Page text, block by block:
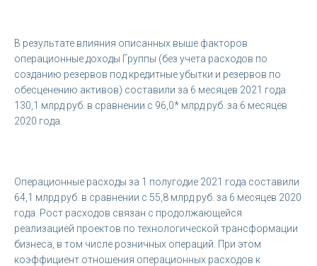
В результате влияния описанных выше факторов
операционные доходы Группы (без учета расходов по
созданию резервов под кредитные убытки и резервов по
обесценению активов) составили за 6 месяцев 2021 года
130,1 млрд руб. в сравнении с 96,0* млрд руб. за 6 месяцев
2020 года.
Операционные расходы за 1 полугодие 2021 года составили
64,1 млрд руб. в сравнении с 55,8 млрд руб. за 6 месяцев 2020
года. Рост расходов связан с продолжающейся
реализацией проектов по технологической трансформации
бизнеса, в том числе розничных операций. При этом
коэффициент отношения операционных расходов к